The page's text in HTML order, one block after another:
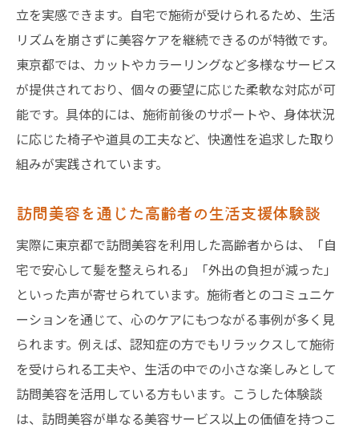
立を実感できます。自宅で施術が受けられるため、生活
リズムを崩さずに美容ケアを継続できるのが特徴です。
東京都では、カットやカラーリングなど多様なサービス
が提供されており、個々の要望に応じた柔軟な対応が可
能です。具体的には、施術前後のサポートや、身体状況
に応じた椅子や道具の工夫など、快適性を追求した取り
組みが実践されています。
訪問美容を通じた高齢者の生活支援体験談
実際に東京都で訪問美容を利用した高齢者からは、「自
宅で安心して髪を整えられる」「外出の負担が減った」
といった声が寄せられています。施術者とのコミュニケ
ーションを通じて、心のケアにもつながる事例が多く見
られます。例えば、認知症の方でもリラックスして施術
を受けられる工夫や、生活の中での小さな楽しみとして
訪問美容を活用している方もいます。こうした体験談
は、訪問美容が単なる美容サービス以上の価値を持つこ